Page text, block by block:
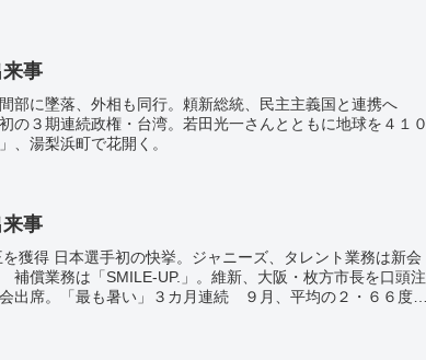
事
部に墜落、外相も同行。頼新総統、民主主義国と連携へ
の３期連続政権・台湾。若田光一さんとともに地球を４１０
、湯梨浜町で花開く。
事
獲得 日本選手初の快挙。ジャニーズ、タレント業務は新会
償業務は「SMILE-UP.」。維新、大阪・枚方市長を口頭注
出席。「最も暑い」３カ月連続 ９月、平均の２・６６度